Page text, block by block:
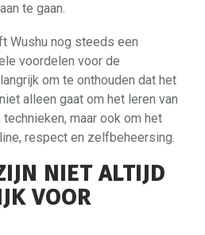
te gaan.
Wushu nog steeds een
voordelen voor de
om te onthouden dat het
alleen gaat om het leren van
maar ook om het
respect en zelfbeheersing.
NIET ALTIJD
VOOR